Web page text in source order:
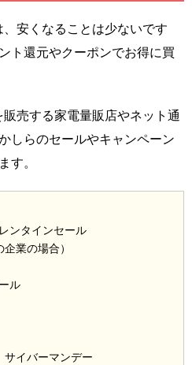
安くなることは少ないです
ト還元やクーポンでお得に買
売する家電量販店やネット通
しらのセールやキャンペーン
す。
ンタインセール
業の場合）
ル
サイバーマンデー